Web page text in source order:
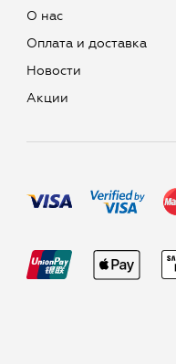
О нас
Оплата и доставка
Новости
Aкции